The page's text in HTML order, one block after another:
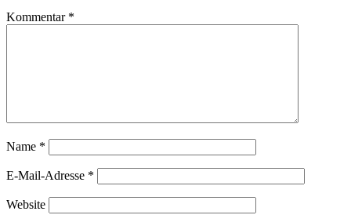
Kommentar *
Name *
E-Mail-Adresse *
Website